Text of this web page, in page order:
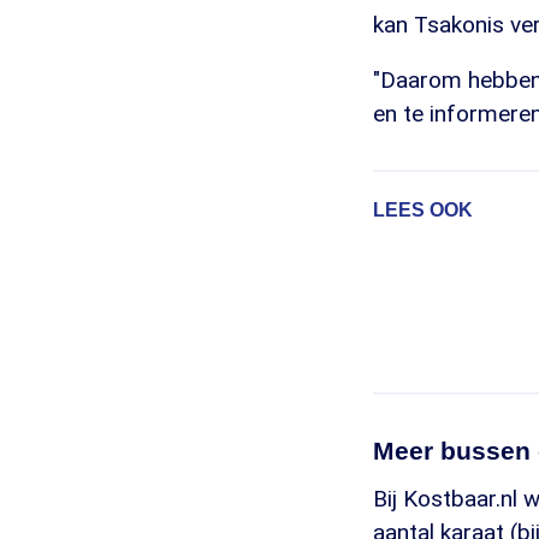
kan Tsakonis
"Daarom
en te
LEES OOK
Meer
Bij Kostbaar.nl
aantal karaat